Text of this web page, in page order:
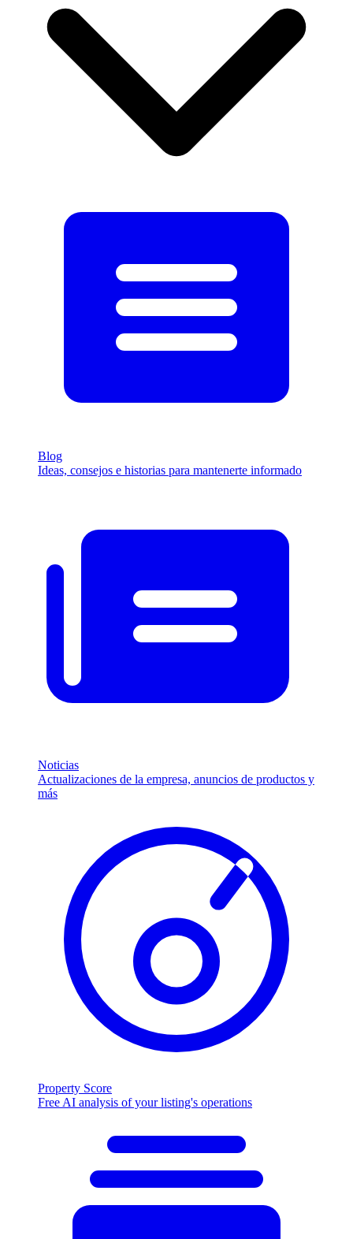
Blog
Ideas, consejos e historias para mantenerte informado
Noticias
Actualizaciones de la empresa, anuncios de productos y
más
Property Score
Free AI analysis of your listing's operations